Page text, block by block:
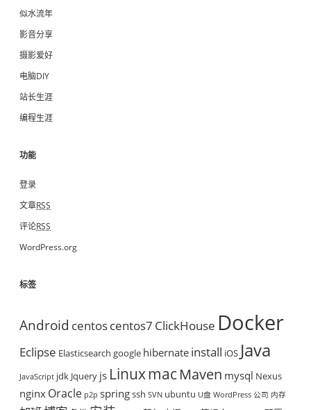
似水流年
影音分享
摄影爱好
电脑DIY
站长生涯
编程生涯
功能
登录
文章RSS
评论RSS
WordPress.org
标签
Android centoscentos7 ClickHouse Docker
Eclipse Elasticsearch google hibernate install iOS Java
JavaScript jdk Jquery js LinuxmacMaven mysql Nexus
nginx Oracle p2p springssh SVN ubuntu U盘 WordPress 公司 内存